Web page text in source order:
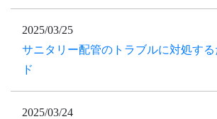
2025/03/25
サニタリー配管のトラブルに対処す
ド
2025/03/24